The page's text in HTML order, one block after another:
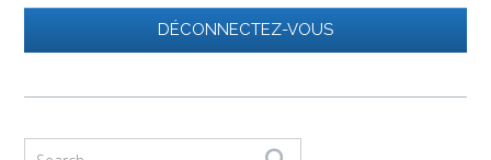
DÉCONNECTEZ-VOUS